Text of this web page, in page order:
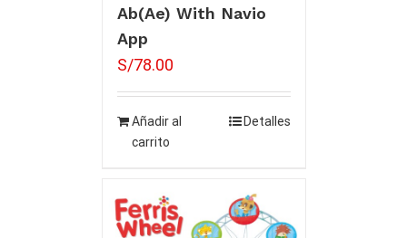
Ab(Ae) With Navio
App
S/78.00
Añadir al
carrito
Detalles